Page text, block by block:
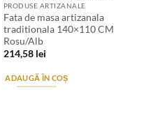
PRODUSE ARTIZANALE
Fata de masa artizanala
traditionala 140×110 CM
Rosu/Alb
214,58 lei
ADAUGĂ ÎN COȘ